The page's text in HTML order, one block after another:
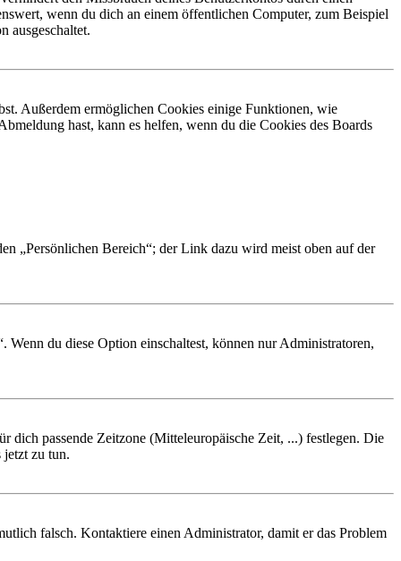
wenn du dich an einem öffentlichen Computer, zum Beispiel
ausgeschaltet.
Außerdem ermöglichen Cookies einige Funktionen, wie
hast, kann es helfen, wenn du die Cookies des Boards
„Persönlichen Bereich“; der Link dazu wird meist oben auf der
du diese Option einschaltest, können nur Administratoren,
dich passende Zeitzone (Mitteleuropäische Zeit, ...) festlegen. Die
jetzt zu tun.
falsch. Kontaktiere einen Administrator, damit er das Problem